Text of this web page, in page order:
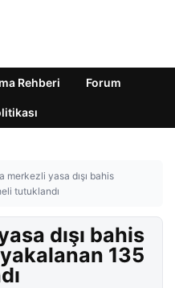
Rehberi Forum
merkezli yasa dışı bahis
tutuklandı
dışı bahis
135